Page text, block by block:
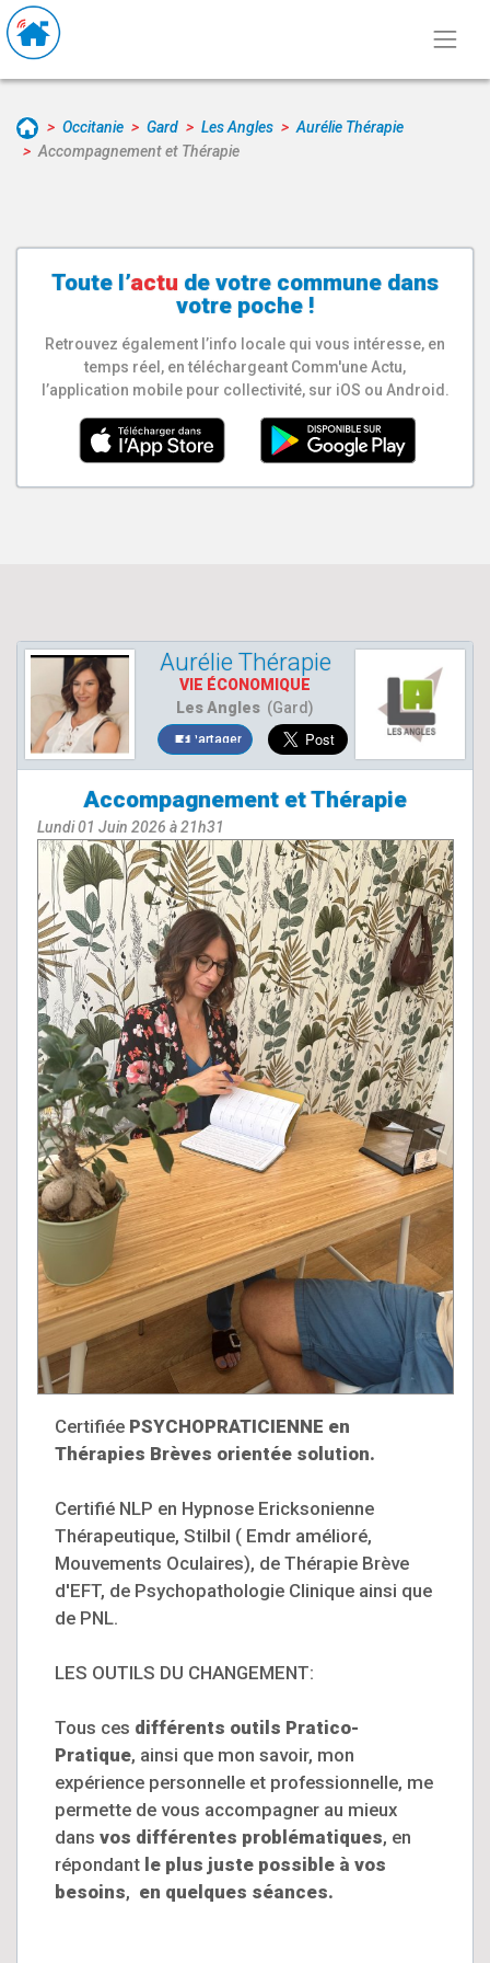
Occitanie Gard Les Angles
Aurélie Thérapie
Accompagnement et Thérapie
Toute l’actu de votre commune dans
votre poche !
Retrouvez également l’info locale qui vous intéresse, en
temps réel, en téléchargeant Comm'une Actu,
l’application mobile pour collectivité, sur iOS ou Android.
Aurélie Thérapie
VIE ÉCONOMIQUE
Les Angles (Gard)
Partager
Accompagnement et Thérapie
Lundi 01 Juin 2026 à 21h31
Certifiée PSYCHOPRATICIENNE en
Thérapies Brèves orientée solution.
Certifié NLP en Hypnose Ericksonienne
Thérapeutique, Stilbil ( Emdr amélioré,
Mouvements Oculaires), de Thérapie Brève
d'EFT, de Psychopathologie Clinique ainsi que
de PNL.
LES OUTILS DU CHANGEMENT:
Tous ces différents outils Pratico-
Pratique, ainsi que mon savoir, mon
expérience personnelle et professionnelle, me
permette de vous accompagner au mieux
dansvos différentes problématiques, en
répondant le plus juste possible à vos
besoins, en quelques séances.